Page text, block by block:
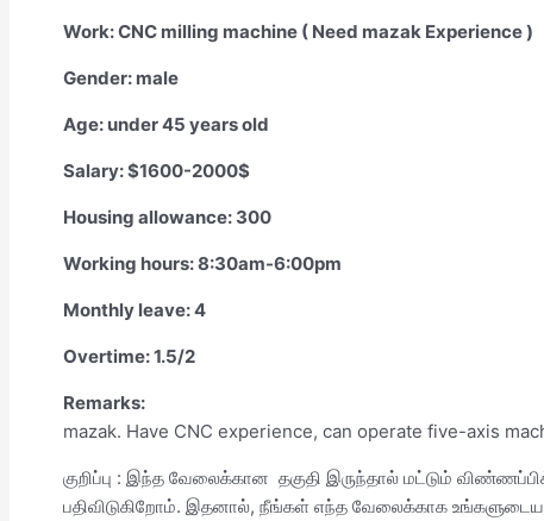
Work: CNC milling machine ( Need mazak Experience )
Gender: male
Age: under 45 years old
Salary: $1600-2000$
Housing allowance: 300
Working hours: 8:30am-6:00pm
Monthly leave: 4
Overtime: 1.5/2
Remarks:
mazak. Have CNC experience, can operate five-axis
குறிப்பு : இந்த வேலைக்கான தகுதி இருந்தால் மட்டும்
பதிவிடுகிறோம். இதனால், நீங்கள் எந்த வேலைக்காக